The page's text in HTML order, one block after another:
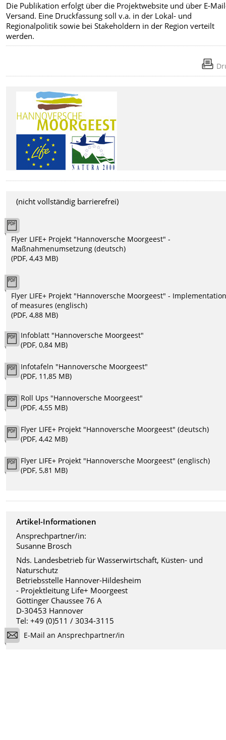
Die Publikation erfolgt über die Projektwebsite und über E-
Versand. Eine Druckfassung soll v.a. in der Lokal- und
Regionalpolitik sowie bei Stakeholdern in der Region verteilt
werden.
(nicht vollständig barrierefrei)
Flyer LIFE+ Projekt "Hannoversche Moorgeest" -
Maßnahmenumsetzung (deutsch)
(PDF, 4,43 MB)
Flyer LIFE+ Projekt "Hannoversche Moorgeest" -
of measures (englisch)
(PDF, 4,88 MB)
Infoblatt "Hannoversche Moorgeest"
(PDF, 0,84 MB)
Infotafeln "Hannoversche Moorgeest"
(PDF, 11,85 MB)
Roll Ups "Hannoversche Moorgeest"
(PDF, 4,55 MB)
Flyer LIFE+ Projekt "Hannoversche Moorgeest" (deutsch)
(PDF, 4,42 MB)
Flyer LIFE+ Projekt "Hannoversche Moorgeest" (englisch)
(PDF, 5,81 MB)
Artikel-Informationen
Ansprechpartner/in:
Susanne Brosch
Nds. Landesbetrieb für Wasserwirtschaft, Küsten- und
Naturschutz
Betriebsstelle Hannover-Hildesheim
- Projektleitung Life+ Moorgeest
Göttinger Chaussee 76 A
D-30453 Hannover
Tel: +49 (0)511 / 3034-3115
E-Mail an Ansprechpartner/in